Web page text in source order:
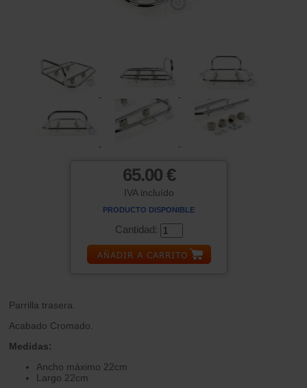
65.00 €
IVA incluído
PRODUCTO DISPONIBLE
Cantidad:
Parrilla trasera.
Acabado Cromado.
Medidas:
Ancho máximo 22cm
Largo 22cm